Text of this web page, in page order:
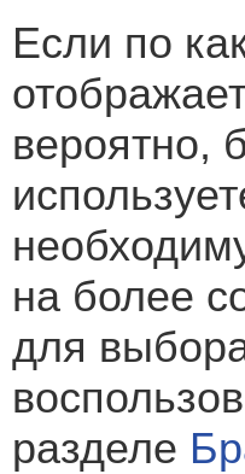
Если по
вероятно,
на более
для
разделе